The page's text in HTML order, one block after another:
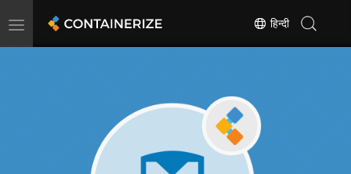
Toggle
हिन्दी